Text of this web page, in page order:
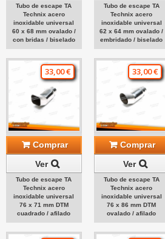
Tubo de escape TA
Technix acero
inoxidable universal
60 x 68 mm ovalado /
con bridas / biselado
Tubo de escape TA
Technix acero
inoxidable universal
62 x 64 mm ovalado /
embridado / biselado
33,00 €
Comprar
Ver
Tubo de escape TA
Technix acero
inoxidable universal
76 x 71 mm DTM
cuadrado / afilado
33,00 €
Comprar
Ver
Tubo de escape TA
Technix acero
inoxidable universal
76 x 86 mm DTM
ovalado / afilado